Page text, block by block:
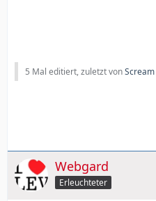
5 Mal editiert, zuletzt vonScream
Webgard
Erleuchteter